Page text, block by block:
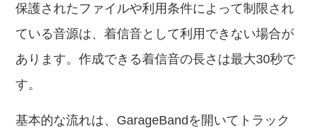
保護されたファイルや利用条件によって制限され
ている音源は、着信音として利用できない場合が
あります。作成できる着信音の長さは最大30秒で
す。
基本的な流れは、GarageBandを開いてトラック